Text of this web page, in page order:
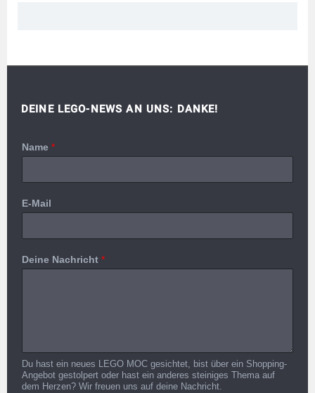
DEINE LEGO-NEWS AN UNS: DANKE!
Name *
E-Mail
Deine Nachricht *
Du hast ein neues LEGO MOC gesichtet, bist über ein Shopping-
Angebot gestolpert oder hast ein anderes steiniges Thema auf
dem Herzen? Wir freuen uns auf deine Nachricht.